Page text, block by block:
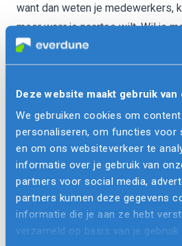
Deze website maakt gebruik van
We gebruiken cookies om
personaliseren, om functies voor
en om ons websiteverkeer te
informatie over je gebruik van
partners voor social media,
partners kunnen deze gegevens
informatie die je aan ze hebt
verzameld op basis van je gebruik
want dan weten je medewerkers,
meer waar je naartoe wilt. Wil je
of je nieuwe of aangepaste
markt?Test en valideerdeze dan
Naast bovenstaande P’s zijn er in
veel meer relaties en combinaties
technologie en business. Zonder
komende tijd meer over “BizTech
ons de opvolger is vanDevOps
term) DevSecOps. De voordelen
-zoals cloud en microservices-
zullen dan ook zeker aan bod